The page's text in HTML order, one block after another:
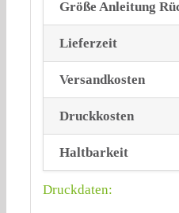
Größe Anleitung
Lieferzeit
Versandkosten
Druckkosten
Haltbarkeit
Druckdaten: